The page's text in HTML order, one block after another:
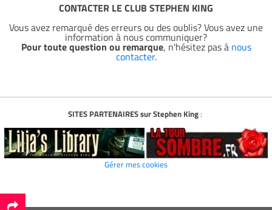
CONTACTER LE CLUB STEPHEN KING
Vous avez remarqué des erreurs ou des oublis? Vous avez une
information à nous communiquer?
Pour toute question ou remarque, n'hésitez pas à nous
contacter.
SITES PARTENAIRES sur Stephen King:
Gérer mes cookies